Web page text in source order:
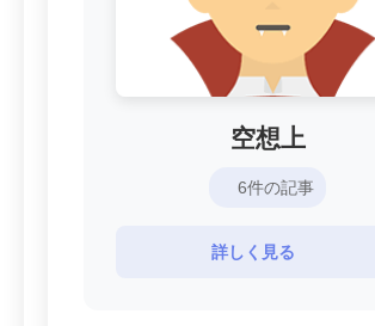
空想上
6件の記事
詳しく見る